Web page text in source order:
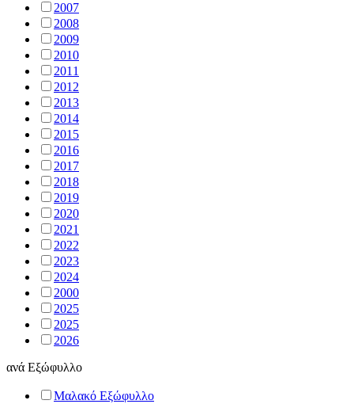
2007
2008
2009
2010
2011
2012
2013
2014
2015
2016
2017
2018
2019
2020
2021
2022
2023
2024
2000
2025
2025
2026
ανά Εξώφυλλο
Μαλακό Εξώφυλλο